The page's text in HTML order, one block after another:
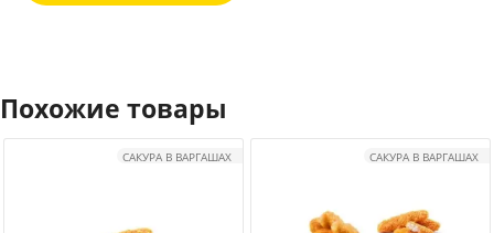
Похожие товары
САКУРА В ВАРГАШАХ САКУРА В ВАРГАШАХ